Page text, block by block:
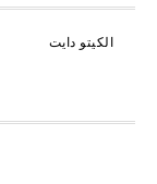
الكيتو دايت